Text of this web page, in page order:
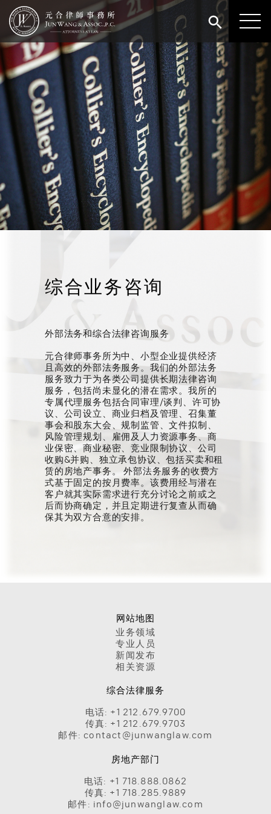
综合业务咨询
外部法务和综合法律咨询服务
元合律师事务所为中、小型企业提供经济
且高效的外部法务服务。我们的外部法务
服务致力于为各类公司提供长期法律咨询
服务，包括尚未显化的潜在需求。我所的
专属代理服务包括合同审理/谈判、许可协
议、公司设立、商业归档及管理、召集董
事会和股东大会、规制监管、文件拟制、
风险管理规划、雇佣及人力资源事务、商
业保密、商业秘密、竞业限制协议、公司
收购&并购、独立承包协议、包括买卖和租
赁的房地产事务。 外部法务服务的收费方
式基于固定的按月费率。该费用经与潜在
客户就其实际需求进行充分讨论之前或之
后而协商确定，并且定期进行复查从而确
保其为双方合意的安排。
网站地图
业务领域
专业人员
新闻发布
相关资源
综合法律服务
电话: +1 212.679.9700
传真: +1 212.679.9703
邮件: contact@junwanglaw.com
房地产部门
电话: +1 718.888.0862
传真: +1 718.285.9889
邮件: info@junwanglaw.com